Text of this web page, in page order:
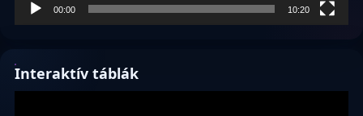
00:00 10:20
Interaktív táblák